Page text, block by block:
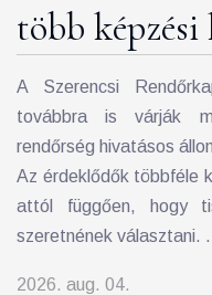
több képzési
áll előtted
A Szerencsi
továbbra is várják
rendőrség hivatásos
Az érdeklődők többféle
attól függően, hogy
szeretnének választani.
2026. aug. 04.